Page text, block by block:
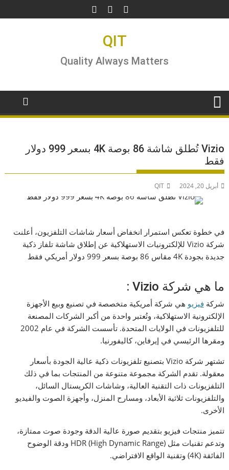
to
QIT
Quality Always Matters
Vizio تُطلق شاشة 86 بوصة 4K بسعر 999 دولار
فقط
أبريل 20, 2024 QIT
في خطوة تعكس استمرار انخفاض أسعار شاشات التلفزيون، أعلنت
شركة Vizio للإلكترونيات الاستهلاكية عن إطلاق شاشة تلفاز ذكية
جديدة بجودة 4K مقاس 86 بوصة بسعر 999 دولار أمريكي فقط
ما هي شركة Vizio :
شركة فيزيو هي شركة أمريكية متخصصة في تصنيع وبيع الأجهزة
الإلكترونية الاستهلاكية، وتُعتبر واحدة من أكبر الشركات المصنعة
للتلفزيونات في الولايات المتحدة. تأسست الشركة في عام 2002
ومقرها الرئيسي في إيرفاين، كاليفورنيا.
تشتهر شركة Vizio بتصنيع تلفزيونات ذكية عالية الجودة بأسعار
معقولة. تقدم الشركة مجموعة متنوعة من المنتجات بما في ذلك
التلفزيونات ذات التقنية العالية، وشاشات الكريستال السائل،
والتلفزيونات ثلاثية الأبعاد، ومسارح المنزل، وأجهزة الصوت والفيديو
الأخرى.
تتميز منتجات فيزيو بتقديم صورة عالية الدقة وجودة صوت ممتازة،
وتدعم تقنيات مثل HDR (High Dynamic Range) ودقة الوضوح
الفائقة (4K) وتقنية الواقع الافتراضي.